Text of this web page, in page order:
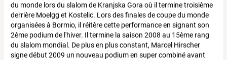
du monde lors du slalom de Kranjska Gora où il termine troisième
derrière Moelgg et Kostelic. Lors des finales de coupe du monde
organisées à Bormio, il réitère cette performance en signant son
2ème podium de l'hiver. Il termine la saison 2008 au 15ème rang
du slalom mondial. De plus en plus constant, Marcel Hirscher
signe début 2009 un nouveau podium en super combiné avant